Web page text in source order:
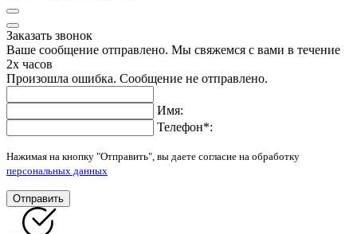
Заказать звонок
Ваше сообщение отправлено. Мы свяжемся с вами в течение
2х часов
Произошла ошибка. Сообщение не отправлено.
Имя:
Телефон*:
Нажимая на кнопку "Отправить", вы даете согласие на обработку
персональных данных
Отправить